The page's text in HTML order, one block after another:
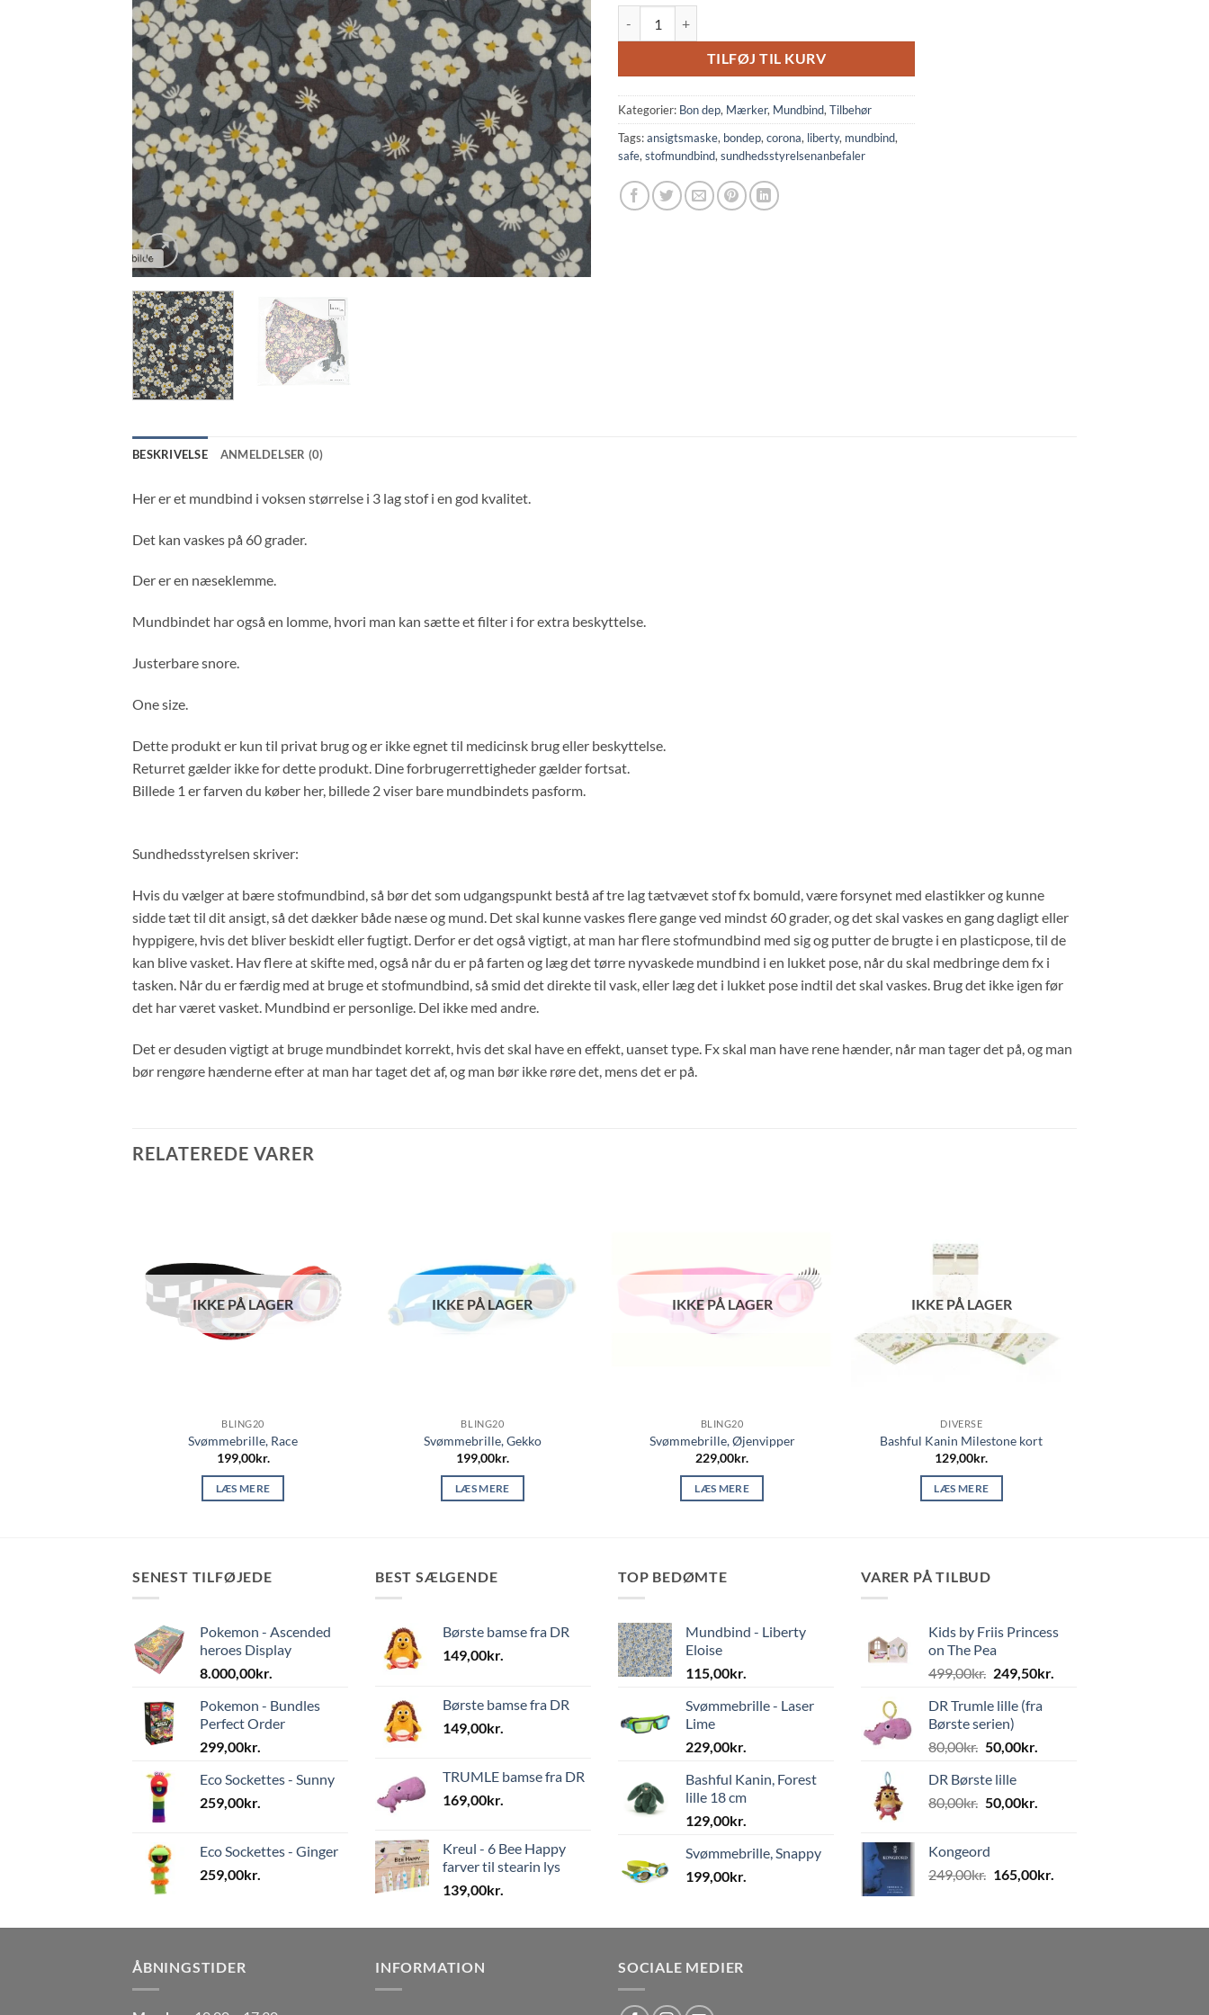
TILFØJ TIL KURV
Kategorier: Bon dep, Mærker, Mundbind, Tilbehør
Tags:ansigtsmaske, bondep, corona, liberty, mundbind,
safe, stofmundbind, sundhedsstyrelsenanbefaler
BESKRIVELSE ANMELDELSER (0)
Her er et mundbind i voksen størrelse i 3 lag stof i en god kvalitet.
Det kan vaskes på 60 grader.
Der er en næseklemme.
Mundbindet har også en lomme, hvori man kan sætte et filter i for extra beskyttelse.
Justerbare snore.
One size.
Dette produkt er kun til privat brug og er ikke egnet til medicinsk brug eller beskyttelse.
Returret gælder ikke for dette produkt. Dine forbrugerrettigheder gælder fortsat.
Billede 1 er farven du køber her, billede 2 viser bare mundbindets pasform.
Sundhedsstyrelsen skriver:
Hvis du vælger at bære stofmundbind, så bør det som udgangspunkt bestå af tre lag tætvævet stof fx bomuld, være forsynet med elastikker og kunne
sidde tæt til dit ansigt, så det dækker både næse og mund. Det skal kunne vaskes flere gange ved mindst 60 grader, og det skal vaskes en gang dagligt eller
hyppigere, hvis det bliver beskidt eller fugtigt. Derfor er det også vigtigt, at man har flere stofmundbind med sig og putter de brugte i en plasticpose, til de
kan blive vasket. Hav flere at skifte med, også når du er på farten og læg det tørre nyvaskede mundbind i en lukket pose, når du skal medbringe dem fx i
tasken. Når du er færdig med at bruge et stofmundbind, så smid det direkte til vask, eller læg det i lukket pose indtil det skal vaskes. Brug det ikke igen før
det har været vasket. Mundbind er personlige. Del ikke med andre.
Det er desuden vigtigt at bruge mundbindet korrekt, hvis det skal have en effekt, uanset type. Fx skal man have rene hænder, når man tager det på, og man
bør rengøre hænderne efter at man har taget det af, og man bør ikke røre det, mens det er på.
RELATEREDE VARER
IKKE PÅ LAGER
BLING20
Svømmebrille, Race
199,00kr.
LÆS MERE
IKKE PÅ LAGER
BLING20
Svømmebrille, Gekko
199,00kr.
LÆS MERE
IKKE PÅ LAGER
BLING20
Svømmebrille, Øjenvipper
229,00kr.
LÆS MERE
IKKE PÅ LAGER
DIVERSE
Bashful Kanin Milestone kort
129,00kr.
LÆS MERE
SENEST TILFØJEDE
Pokemon - Ascended
heroes Display
8.000,00kr.
Pokemon - Bundles
Perfect Order
299,00kr.
Eco Sockettes - Sunny
259,00kr.
Eco Sockettes - Ginger
259,00kr.
BEST SÆLGENDE
Børste bamse fra DR
149,00kr.
Børste bamse fra DR
149,00kr.
TRUMLE bamse fra DR
169,00kr.
Kreul - 6 Bee Happy
farver til stearin lys
139,00kr.
TOP BEDØMTE
Mundbind - Liberty
Eloise
115,00kr.
Svømmebrille - Laser
Lime
229,00kr.
Bashful Kanin, Forest
lille 18 cm
129,00kr.
Svømmebrille, Snappy
199,00kr.
VARER PÅ TILBUD
Kids by Friis Princess
on The Pea
499,00kr. Den
pris
var:
499,00kr..
249,50kr.
DR Trumle lille (fra
Børste serien)
80,00kr. Den
pris
var:
50,00kr.
er:
DR Børste lille
80,00kr. Den
var:
80,00kr..
50,00kr.
50,00kr..
Kongeord
249,00kr. Den
var:
165,00kr.
er:
ÅBNINGSTIDER
INFORMATION SOCIALE MEDIER